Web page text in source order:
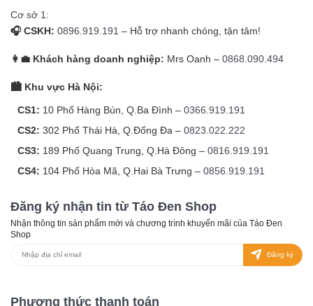
Cơ sở 1:
🎧 CSKH: 0896.919.191 – Hỗ trợ nhanh chóng, tận tâm!
👩‍💼 Khách hàng doanh nghiệp: Mrs Oanh – 0868.090.494
🏙️ Khu vực Hà Nội:
CS1: 10 Phố Hàng Bún, Q.Ba Đình – 0366.919.191
CS2: 302 Phố Thái Hà, Q.Đống Đa – 0823.022.222
CS3: 189 Phố Quang Trung, Q.Hà Đông – 0816.919.191
CS4: 104 Phố Hòa Mã, Q.Hai Bà Trưng – 0856.919.191
Đăng ký nhận tin từ Táo Đen Shop
Nhận thông tin sản phẩm mới và chương trình khuyến mãi của Táo Đen
Shop
Đăng ký
Phương thức thanh toán